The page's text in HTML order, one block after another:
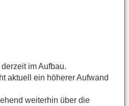
im Aufbau.
aktuell ein höherer Aufwand
weiterhin über die